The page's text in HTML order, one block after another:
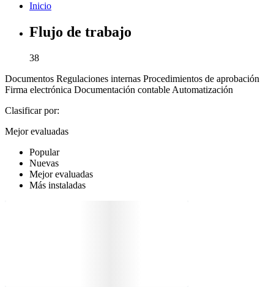
Inicio
Flujo de trabajo
38
Documentos Regulaciones internas Procedimientos de aprobación
Firma electrónica Documentación contable Automatización
Clasificar por:
Mejor evaluadas
Popular
Nuevas
Mejor evaluadas
Más instaladas